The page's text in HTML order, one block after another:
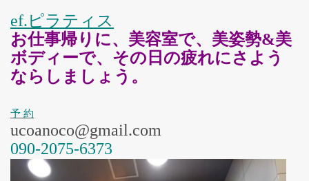
五感を育む kidsアート×ヨガ
脳と身体を休めるヨガ
ef.ピラティ ス
お仕事帰りに、美容室で、美姿勢&美
ボディーで、その日の疲れにさよう
ならしましょう。
予 約
ucoanoco@gmail.com
090-2075-6373